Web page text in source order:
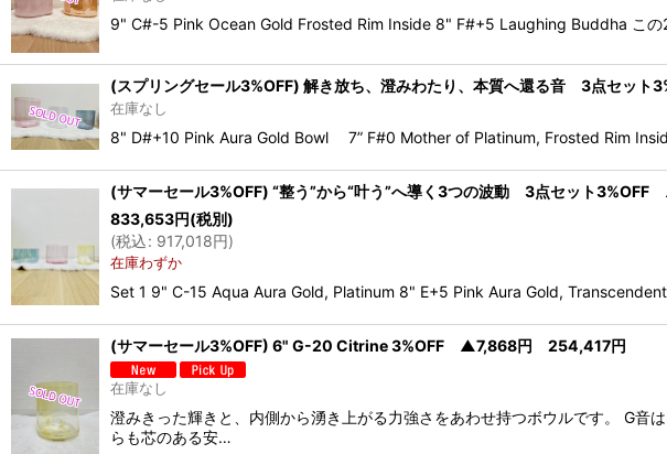
9" C#-5 Pink Ocean Gold Frosted Rim Inside 8" F#+5 Laughing Buddha こ
(スプリングセール3%OFF) 解き放ち、澄みわたり、本質へ還る音 3点セ
在庫なし
8" D#+10 Pink Aura Gold Bowl 7” F#0 Mother of Platinum, Frosted Rim
(サマーセール3%OFF) “整う”から“叶う”へ導く3つの波動 3点セット
833,653円(税別)
(税込: 917,018円)
在庫わずか
Set 1 9" C-15 Aqua Aura Gold, Platinum 8" E+5 Pink Aura Gold,
(サマーセール3%OFF) 6" G-20 Citrine 3%OFF ▲7,868円 254,417円
在庫なし
澄みきった輝きと、内側から湧き上がる力強さをあわせ持つボウルです。 G
らも芯のある安…